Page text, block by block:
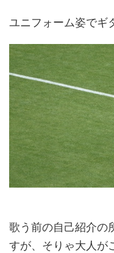
ユニフォーム姿でギ
歌う前の自己紹介の
すが、そりゃ大人が